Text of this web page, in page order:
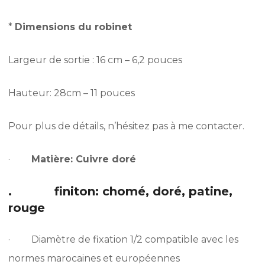
* Dimensions du robinet
Largeur de sortie : 16 cm – 6,2 pouces
Hauteur: 28cm – 11 pouces
Pour plus de détails, n’hésitez pas à me contacter.
· Matière: Cuivre doré
. finiton: chomé, doré, patine,
rouge
· Diamètre de fixation 1/2 compatible avec les
normes marocaines et européennes